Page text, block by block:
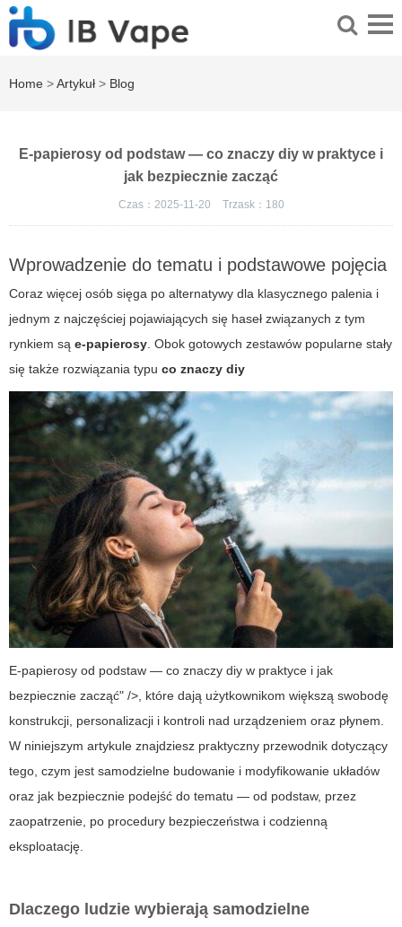
Home >Artykuł > Blog
E-papierosy od podstaw — co znaczy diy w praktyce i
jak bezpiecznie zacząć
Czas：2025-11-20 Trzask： 180
Wprowadzenie do tematu i podstawowe pojęcia
Coraz więcej osób sięga po alternatywy dla klasycznego palenia i
jednym z najczęściej pojawiających się haseł związanych z tym
rynkiem są e-papierosy. Obok gotowych zestawów popularne stały
się także rozwiązania typu co znaczy diy
E-papierosy od podstaw — co znaczy diy w praktyce i jak
bezpiecznie zacząć" /> , które dają użytkownikom większą swobodę
konstrukcji, personalizacji i kontroli nad urządzeniem oraz płynem.
W niniejszym artykule znajdziesz praktyczny przewodnik dotyczący
tego, czym jest samodzielne budowanie i modyfikowanie układów
oraz jak bezpiecznie podejść do tematu — od podstaw, przez
zaopatrzenie, po procedury bezpieczeństwa i codzienną
eksploatację.
Dlaczego ludzie wybierają samodzielne